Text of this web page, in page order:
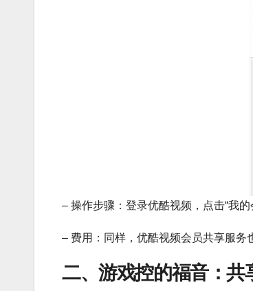
– 操作步骤：登录优酷视频，点击“我的
– 费用：同样，优酷视频会员共享服务
二、游戏控的福音：共